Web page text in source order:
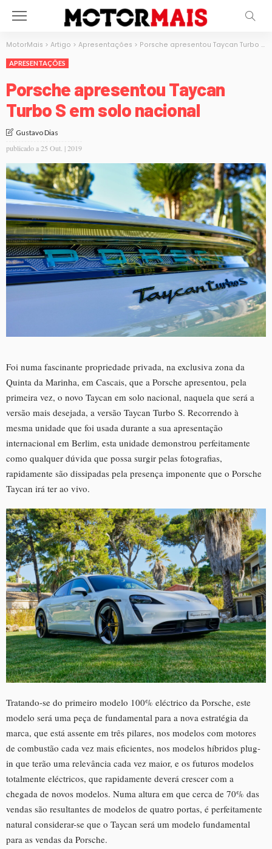
MotorMais > Artigo > Apresentações > Porsche apresentou Taycan Turbo S em solo nacional
APRESENTAÇÕES
Porsche apresentou Taycan
Turbo S em solo nacional
Gustavo Dias
publicado a25 Out. | 2019
Foi numa fascinante propriedade privada, na exclusiva zona da
Quinta da Marinha, em Cascais, que a Porsche apresentou, pela
primeira vez, o novo Taycan em solo nacional, naquela que será a
versão mais desejada, a versão Taycan Turbo S. Recorrendo à
mesma unidade que foi usada durante a sua apresentação
internacional em Berlim, esta unidade demonstrou perfeitamente
como qualquer dúvida que possa surgir pelas fotografias,
rapidamente são dissipadas pela presença imponente que o Porsche
Taycan irá ter ao vivo.
Tratando-se do primeiro modelo 100% eléctrico da Porsche, este
modelo será uma peça de fundamental para a nova estratégia da
marca, que está assente em três pilares, nos modelos com motores
de combustão cada vez mais eficientes, nos modelos híbridos plug-
in que terão uma relevância cada vez maior, e os futuros modelos
totalmente eléctricos, que rapidamente deverá crescer com a
chegada de novos modelos. Numa altura em que cerca de 70% das
vendas são resultantes de modelos de quatro portas, é perfeitamente
natural considerar-se que o Taycan será um modelo fundamental
para as vendas da Porsche.